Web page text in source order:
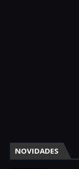
NOVIDADES